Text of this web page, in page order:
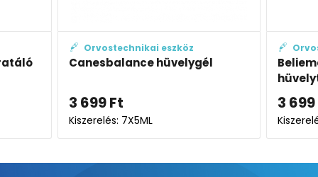
Orvostechnikai eszköz
Canesbalance hüvelygél
3 699Ft
Kiszerelés: 7X5ML
Beliema
3 699Ft
Kiszerelés: 7X